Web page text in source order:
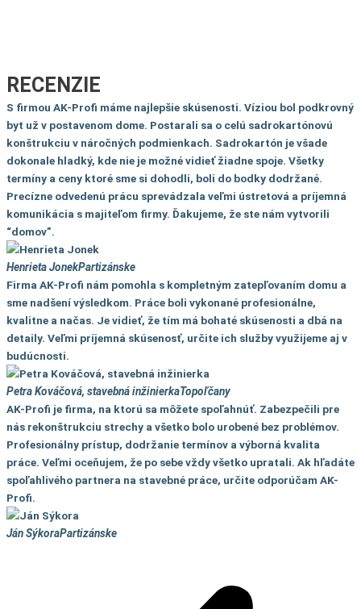
RECENZIE
S firmou AK-Profi máme najlepšie skúsenosti. Víziou bol podkrovný
b yt už v postavenom dome. Postarali sa o celú sadrokartónovú
konštru kciu v náročných podmienkach. Sadrokartón je všade
dokonale hladký, kde nie je možné vidieť žiadne spoje. Všetky
termíny a ceny ktoré sme si dohodli, boli do bodky dodržané.
Precízne odvedenú prácu spr evádzala veľmi ústretová a príjemná
komunikácia s majiteľom firmy. Ďakujeme, že ste nám vytvorili
“domov”.
Henrieta JonekPartizánske
Firma AK-Profi nám pomohla s kompletným zatepľovaním domu a
sme nadšení výsledkom. Práce boli vykonané profesionálne,
kvalitne a načas. Je vidieť, že tím má bohaté skúsenosti a dbá na
detaily. Veľmi príjemná skúsenosť, určite ich služby využijeme aj v
budúcnosti.
Petra Kováčová, stavebná inžinierkaTopoľčany
AK-Profi je firma, na ktorú sa môžete spoľahnúť. Zabezpečili pre
nás rekonštrukciu strechy a všetko bolo urobené bez problémov.
Profesionálny prístup, dodržanie termínov a výborná kvalita
práce. Veľmi oceňujem, že po sebe vždy všetko upratali. Ak hľadáte
spoľahlivého partnera na stavebné práce, určite odporúčam AK-
Profi.
Ján SýkoraPartizánske